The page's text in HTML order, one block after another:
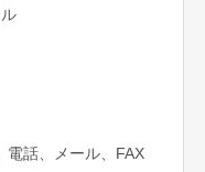
電話、メール、FAX